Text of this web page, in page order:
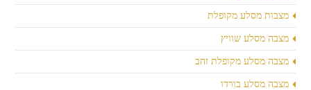
מצבות מסלע מקופלת
מצבה מסלע שוויץ
מצבה מסלע מקופלת זהב
מצבה מסלע בורדו